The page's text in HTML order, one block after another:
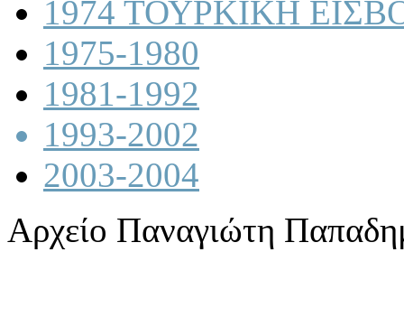
1974 ΤΟΥΡΚΙΚΗ
1975-1980
1981-1992
1993-2002
2003-2004
Αρχείο Παναγιώτη